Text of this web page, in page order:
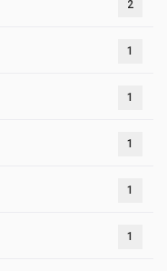
2
1
1
1
1
1